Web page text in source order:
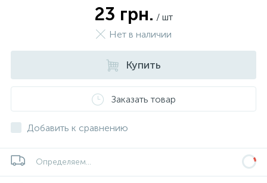
23 грн. / шт
Нет в наличии
Купить
Заказать товар
Добавить к сравнению
Определяем...